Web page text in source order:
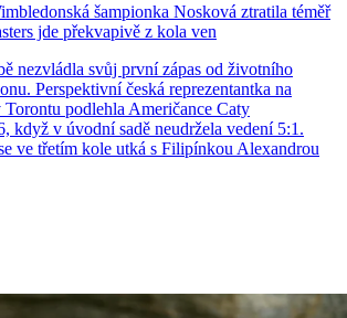
šampionka Nosková ztratila téměř
jde překvapivě z kola ven
nezvládla svůj první zápas od životního
Perspektivní česká reprezentantka na
podlehla Američance Caty
když v úvodní sadě neudržela vedení 5:1.
ve třetím kole utká s Filipínkou Alexandrou